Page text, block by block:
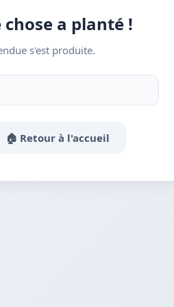
a planté !
s'est produite.
🏠 Retour à l'accueil